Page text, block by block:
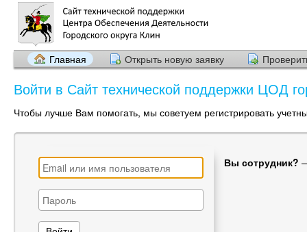
Главная Открыть новую заявку
Войти в Сайт технической поддержки ЦОД
Чтобы лучше Вам помогать, мы советуем регистрировать
Вы сотрудник?